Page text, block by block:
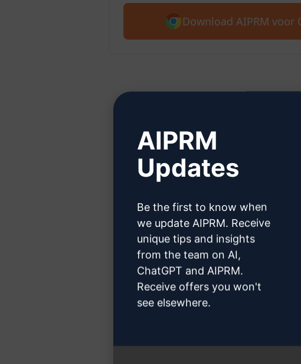
Download AIPRM voor
Stap 2:
Klik hier om
Stap 3:
AIPRM
Updates
Be the first to know when
we update AIPRM. Receive
unique tips and insights
from the team on AI,
ChatGPT and AIPRM.
Receive offers you won't
see elsewhere.